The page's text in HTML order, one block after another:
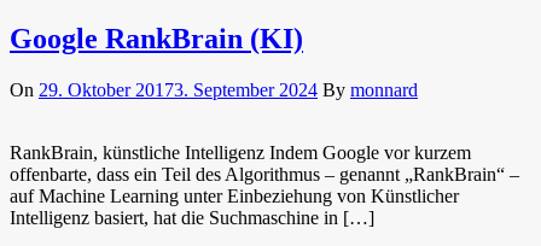
Google RankBrain (KI)
On 29. Oktober 20173. September 2024 By monnard
RankBrain, künstliche Intelligenz Indem Google vor kurzem
offenbarte, dass ein Teil des Algorithmus – genannt „RankBrain“ –
auf Machine Learning unter Einbeziehung von Künstlicher
Intelligenz basiert, hat die Suchmaschine in […]